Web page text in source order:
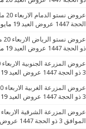
الحجة 1447 عروض العيد
19 مايو، 2026
ذو الحجة 1447 عروض العيد
19 مايو، 2026
3 ذو الحجة 1447 عروض العيد
19 مايو، 2026
3 ذو الحجة 1447 عروض العيد
19 مايو، 2026
الموافق 3 ذو الحجة 1447 عروض العيد